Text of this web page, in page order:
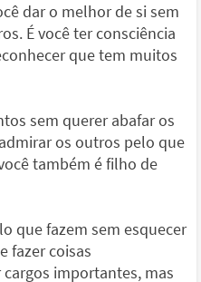
dar o melhor de si sem
É você ter consciência
que tem muitos
sem querer abafar os
os outros pelo que
também é filho de
que fazem sem esquecer
fazer coisas
importantes, mas